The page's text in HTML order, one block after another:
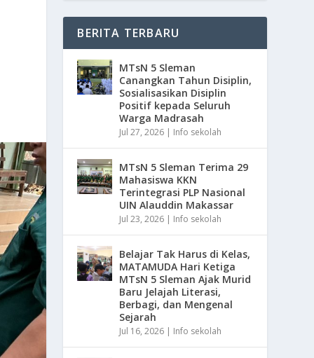
BERITA TERBARU
MTsN 5 Sleman
Canangkan Tahun Disiplin,
Sosialisasikan Disiplin
Positif kepada Seluruh
Warga Madrasah
Jul 27, 2026 | Info sekolah
MTsN 5 Sleman Terima 29
Mahasiswa KKN
Terintegrasi PLP Nasional
UIN Alauddin Makassar
Jul 23, 2026 | Info sekolah
Belajar Tak Harus di Kelas,
MATAMUDA Hari Ketiga
MTsN 5 Sleman Ajak Murid
Baru Jelajah Literasi,
Berbagi, dan Mengenal
Sejarah
Jul 16, 2026 | Info sekolah